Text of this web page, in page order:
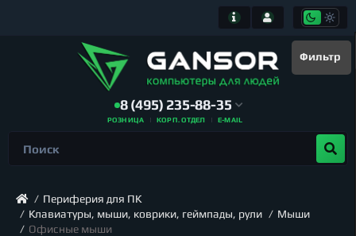
Фильтр
8 (495) 235-88-35
РОЗНИЦА КОРП. ОТДЕЛ E-MAIL
Периферия для ПК
Клавиатуры, мыши, коврики, геймпады, рули
Мыши
Офисные мыши